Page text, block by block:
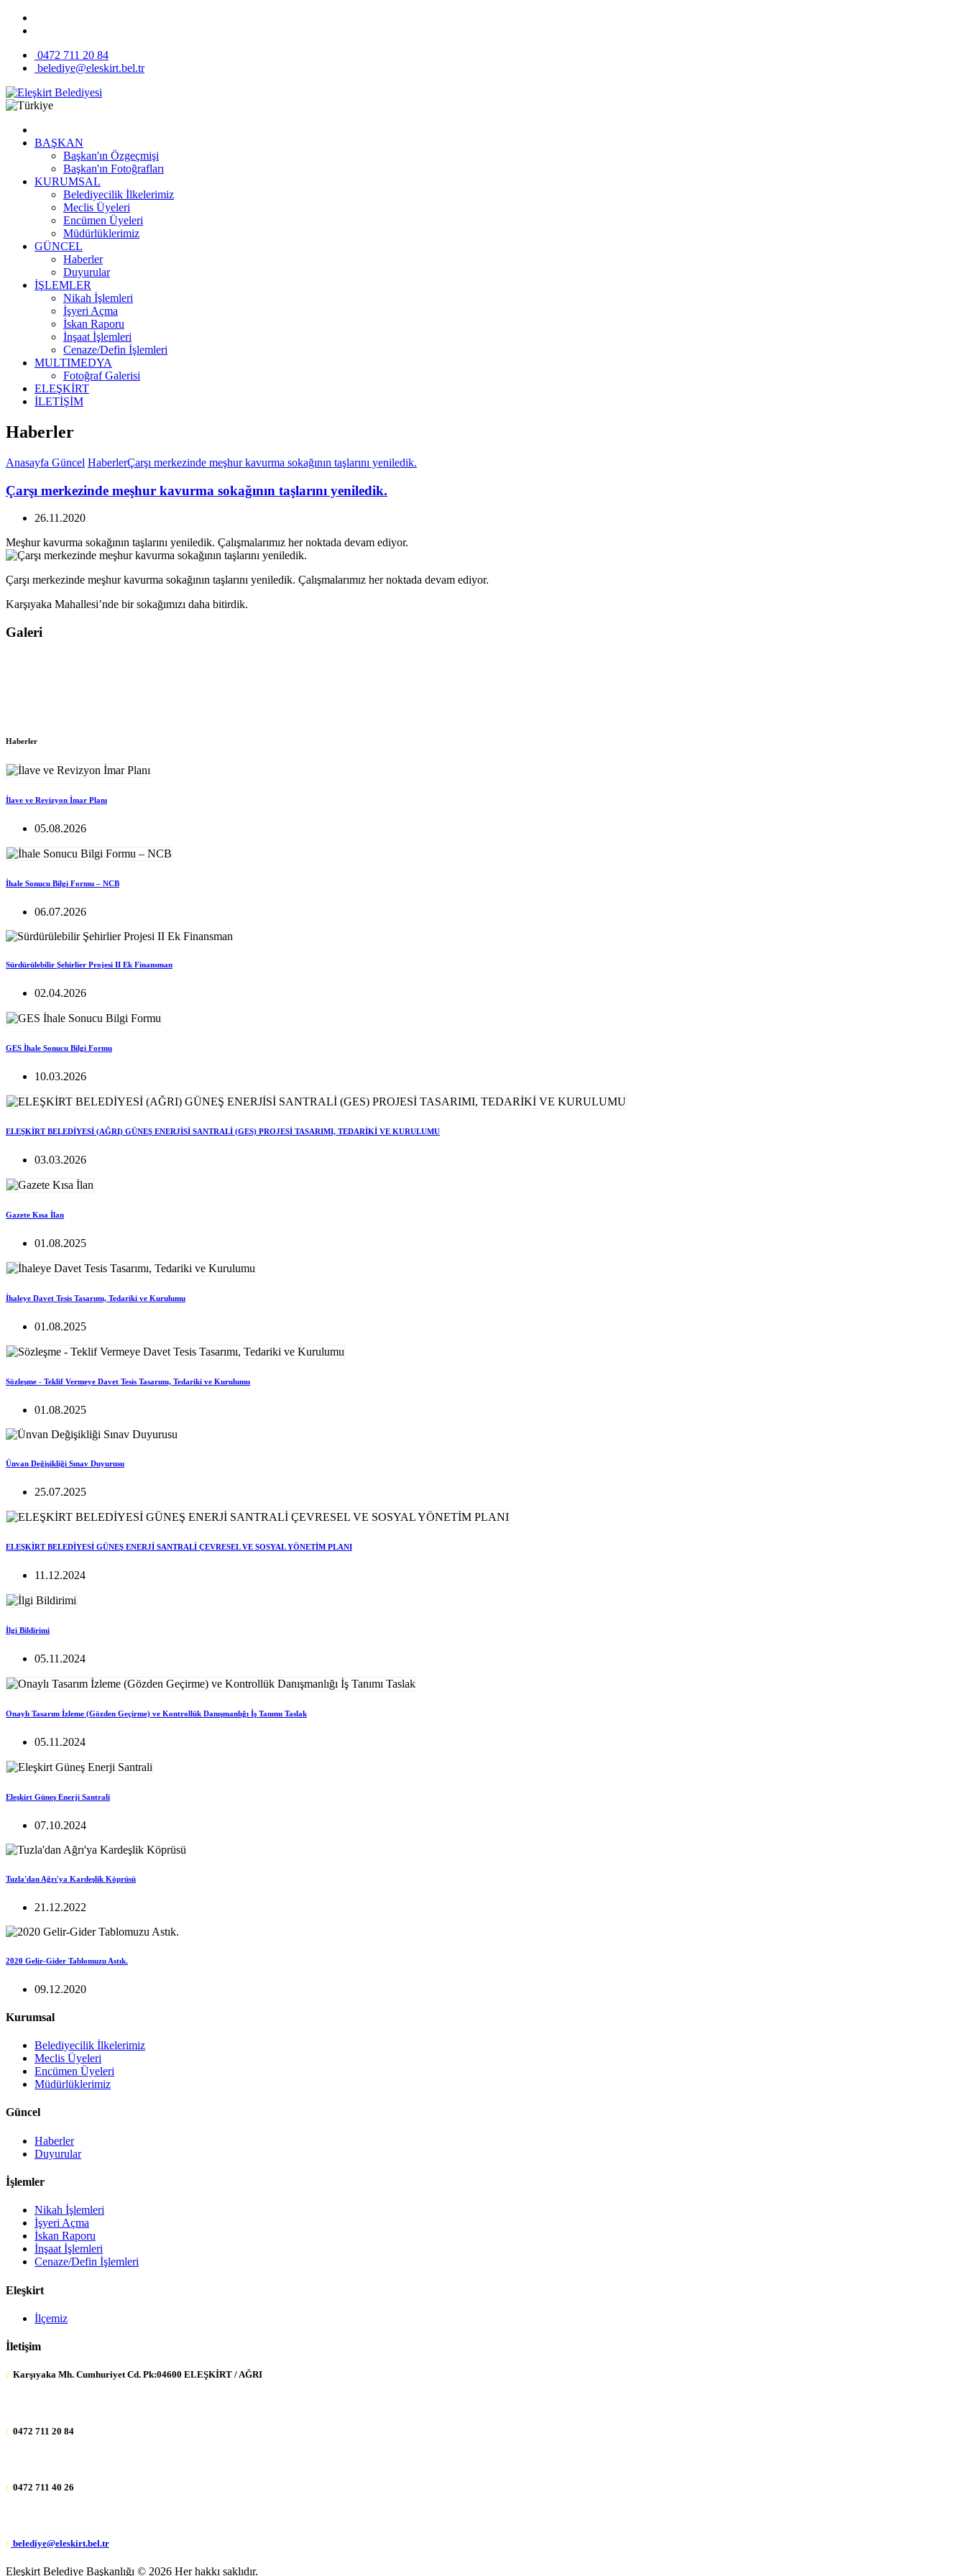
0472 711 20 84
belediye@eleskirt.bel.tr
BAŞKAN
Başkan'ın Özgeçmişi
Başkan'ın Fotoğrafları
KURUMSAL
Belediyecilik İlkelerimiz
Meclis Üyeleri
Encümen Üyeleri
Müdürlüklerimiz
GÜNCEL
Haberler
Duyurular
İŞLEMLER
Nikah İşlemleri
İşyeri Açma
İskan Raporu
İnşaat İşlemleri
Cenaze/Defin İşlemleri
MULTIMEDYA
Fotoğraf Galerisi
ELEŞKİRT
İLETİŞİM
Haberler
Anasayfa Güncel HaberlerÇarşı merkezinde meşhur kavurma sokağının taşlarını yeniledik.
Çarşı merkezinde meşhur kavurma sokağının taşlarını yeniledik.
26.11.2020
Meşhur kavurma sokağının taşlarını yeniledik. Çalışmalarımız her noktada devam ediyor.
Çarşı merkezinde meşhur kavurma sokağının taşlarını yeniledik. Çalışmalarımız her noktada devam ediyor.
Karşıyaka Mahallesi’nde bir sokağımızı daha bitirdik.
Galeri
Haberler
İlave ve Revizyon İmar Planı
05.08.2026
İhale Sonucu Bilgi Formu – NCB
06.07.2026
Sürdürülebilir Şehirlier Projesi II Ek Finansman
02.04.2026
GES İhale Sonucu Bilgi Formu
10.03.2026
ELEŞKİRT BELEDİYESİ (AĞRI) GÜNEŞ ENERJİSİ SANTRALİ (GES) PROJESİ TASARIMI, TEDARİKİ VE KURULUMU
03.03.2026
Gazete Kısa İlan
01.08.2025
İhaleye Davet Tesis Tasarımı, Tedariki ve Kurulumu
01.08.2025
Sözleşme - Teklif Vermeye Davet Tesis Tasarımı, Tedariki ve Kurulumu
01.08.2025
Ünvan Değişikliği Sınav Duyurusu
25.07.2025
ELEŞKİRT BELEDİYESİ GÜNEŞ ENERJİ SANTRALİ ÇEVRESEL VE SOSYAL YÖNETİM PLANI
11.12.2024
İlgi Bildirimi
05.11.2024
Onaylı Tasarım İzleme (Gözden Geçirme) ve Kontrollük Danışmanlığı İş Tanımı Taslak
05.11.2024
Eleşkirt Güneş Enerji Santrali
07.10.2024
Tuzla'dan Ağrı'ya Kardeşlik Köprüsü
21.12.2022
2020 Gelir-Gider Tablomuzu Astık.
09.12.2020
Kurumsal
Belediyecilik İlkelerimiz
Meclis Üyeleri
Encümen Üyeleri
Müdürlüklerimiz
Güncel
Haberler
Duyurular
İşlemler
Nikah İşlemleri
İşyeri Açma
İskan Raporu
İnşaat İşlemleri
Cenaze/Defin İşlemleri
Eleşkirt
İlçemiz
İletişim
: Karşıyaka Mh. Cumhuriyet Cd. Pk:04600 ELEŞKİRT / AĞRI
: 0472 711 20 84
: 0472 711 40 26
: belediye@eleskirt.bel.tr
Eleşkirt Belediye Başkanlığı © 2026 Her hakkı saklıdır.